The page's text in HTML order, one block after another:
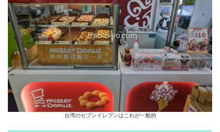
台湾のセブンイレブンはこれが一般的